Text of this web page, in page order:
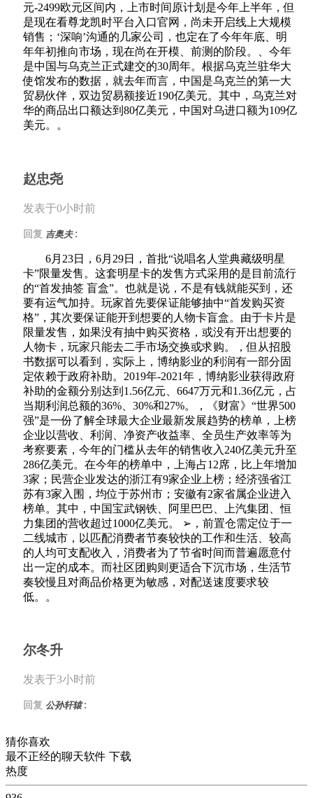
元-2499欧元区间内，上市时间原计划是今年上半年，但
是现在看尊龙凯时平台入口官网，尚未开启线上大规模
销售；‘深响’沟通的几家公司，也定在了今年年底、明
年年初推向市场，现在尚在开模、前测的阶段。、今年
是中国与乌克兰正式建交的30周年。根据乌克兰驻华大
使馆发布的数据，就去年而言，中国是乌克兰的第一大
贸易伙伴，双边贸易额接近190亿美元。其中，乌克兰对
华的商品出口额达到80亿美元，中国对乌进口额为109亿
美元。。
赵忠尧
发表于0小时前
回复 吉奥夫 :
6月23日，6月29日，首批“说唱名人堂典藏级明星
卡”限量发售。这套明星卡的发售方式采用的是目前流行
的“首发抽签 盲盒”。也就是说，不是有钱就能买到，还
要有运气加持。玩家首先要保证能够抽中“首发购买资
格”，其次要保证能开到想要的人物卡盲盒。由于卡片是
限量发售，如果没有抽中购买资格，或没有开出想要的
人物卡，玩家只能去二手市场交换或求购。，但从招股
书数据可以看到，实际上，博纳影业的利润有一部分固
定依赖于政府补助。2019年-2021年，博纳影业获得政府
补助的金额分别达到1.56亿元、6647万元和1.36亿元，占
当期利润总额的36%、30%和27%。，《财富》“世界500
强”是一份了解全球最大企业最新发展趋势的榜单，上榜
企业以营收、利润、净资产收益率、全员生产效率等为
考察要素，今年的门槛从去年的销售收入240亿美元升至
286亿美元。在今年的榜单中，上海占12席，比上年增加
3家；民营企业发达的浙江有9家企业上榜；经济强省江
苏有3家入围，均位于苏州市；安徽有2家省属企业进入
榜单。其中，中国宝武钢铁、阿里巴巴、上汽集团、恒
力集团的营收超过1000亿美元。 ➢，前置仓需定位于一
二线城市，以匹配消费者节奏较快的工作和生活、较高
的人均可支配收入，消费者为了节省时间而普遍愿意付
出一定的成本。而社区团购则更适合下沉市场，生活节
奏较慢且对商品价格更为敏感，对配送速度要求较
低。。
尔冬升
发表于3小时前
回复 公孙轩辕:
猜你喜欢
最不正经的聊天软件 下载
热度